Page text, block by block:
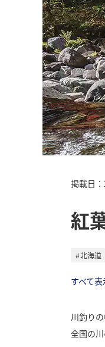
掲載日
紅
北海道
すべて表
川釣り
全国の